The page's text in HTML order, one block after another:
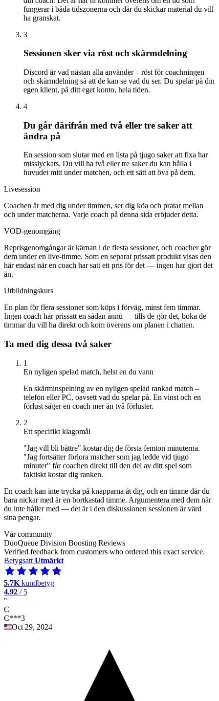
fungerar i båda tidszonerna och där du skickar material du vill
ha granskat.
3
Sessionen sker via röst och skärmdelning
Discord är vad nästan alla använder – röst för coachningen
och skärmdelning så att de kan se vad du ser. Du spelar på din
egen klient, på ditt eget konto, hela tiden.
4
Du går därifrån med två eller tre saker att
ändra på
En session som slutar med en lista på tjugo saker att fixa har
misslyckats. Du vill ha två eller tre saker du kan hålla i
huvudet mitt under matchen, och ett sätt att öva på dem.
Livesession
Coachen är med dig under timmen, ser dig köa och pratar mellan
och under matcherna. Varje coach på denna sida erbjuder detta.
VOD-genomgång
Reprisgenomgångar är kärnan i de flesta sessioner, och coacher gör
dem under en live-timme. Som en separat prissatt produkt visas den
här endast när en coach har satt ett pris för det — ingen har gjort det
än.
Utbildningskurs
En plan för flera sessioner som köps i förväg, minst fem timmar.
Ingen coach har prissatt en sådan ännu — tills de gör det, boka de
timmar du vill ha direkt och kom överens om planen i chatten.
Ta med dig dessa två saker
1
En nyligen spelad match, helst en du vann
En skärminspelning av en nyligen spelad rankad match –
telefon eller PC, oavsett vad du spelar på. En vinst och en
förlust säger en coach mer än två förluster.
2
Ett specifikt klagomål
"Jag vill bli bättre" kostar dig de första femton minuterna.
"Jag fortsätter förlora matcher som jag ledde vid tjugo
minuter" får coachen direkt till den del av ditt spel som
faktiskt kostar dig ranken.
En coach kan inte trycka på knapparna åt dig, och en timme där du
bara nickar med är en bortkastad timme. Argumentera med dem när
du inte håller med — det är i den diskussionen sessionen är värd
sina pengar.
Vår community
DuoQueue Division Boosting Reviews
Verified feedback from customers who ordered this exact service.
Betygsatt Utmärkt
5.7K kundbetyg
4.92 / 5
"
C
C***3
Oct 29, 2024